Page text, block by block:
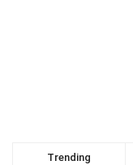
Trending